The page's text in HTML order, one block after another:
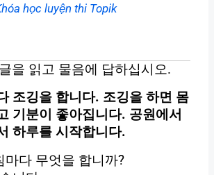
học luyện thi Topik
을 읽고 물음에 답하십시오.
조깅을 합니다. 조깅을 하면 몸
기분이 좋아집니다. 공원에서
하루를 시작합니다.
마다 무엇을 합니까?